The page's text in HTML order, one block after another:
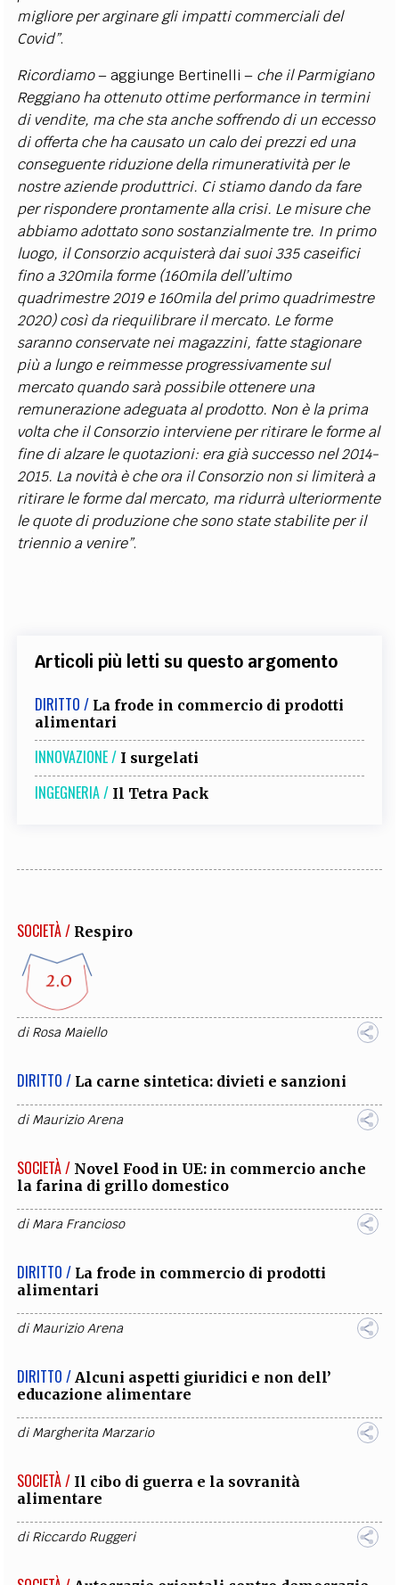
migliore per arginare gli impatti commerciali del
Covid”.
Ricordiamo– aggiunge Bertinelli – che il Parmigiano
Reggiano ha ottenuto ottime performance in termini
di vendite, ma che sta anche soffrendo di un eccesso
di offerta che ha causato un calo dei prezzi ed una
conseguente riduzione della rimuneratività per le
nostre aziende produttrici. Ci stiamo dando da fare
per rispondere prontamente alla crisi. Le misure che
abbiamo adottato sono sostanzialmente tre. In primo
luogo, il Consorzio acquisterà dai suoi 335 caseifici
fino a 320mila forme (160mila dell’ultimo
quadrimestre 2019 e 160mila del primo quadrimestre
2020) così da riequilibrare il mercato. Le forme
saranno conservate nei magazzini, fatte stagionare
più a lungo e reimmesse progressivamente sul
mercato quando sarà possibile ottenere una
remunerazione adeguata al prodotto. Non è la prima
volta che il Consorzio interviene per ritirare le forme al
fine di alzare le quotazioni: era già successo nel 2014-
2015. La novità è che ora il Consorzio non si limiterà a
ritirare le forme dal mercato, ma ridurrà ulteriormente
le quote di produzione che sono state stabilite per il
triennio a venire”.
Articoli più letti su questo argomento
DIRITTO / La frode in commercio di prodotti
alimentari
INNOVAZIONE / I surgelati
INGEGNERIA / Il Tetra Pack
SOCIETÀ / Respiro
diRosa Maiello
DIRITTO / La carne sintetica: divieti e sanzioni
diMaurizio Arena
SOCIETÀ / Novel Food in UE: in commercio anche
la farina di grillo domestico
diMara Francioso
DIRITTO / La frode in commercio di prodotti
alimentari
diMaurizio Arena
DIRITTO / Alcuni aspetti giuridici e non dell’
educazione alimentare
diMargherita Marzario
SOCIETÀ / Il cibo di guerra e la sovranità
alimentare
diRiccardo Ruggeri